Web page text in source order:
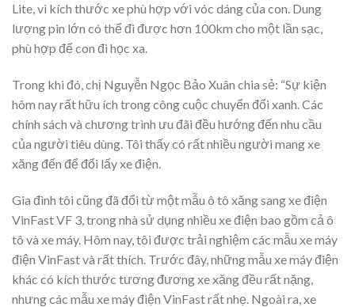
Lite, vì kích thước xe phù hợp với vóc dáng của con. Dung
lượng pin lớn có thể đi được hơn 100km cho một lần sạc,
phù hợp để con đi học xa.
Trong khi đó, chị Nguyễn Ngọc Bảo Xuân chia sẻ: “Sự kiện
hôm nay rất hữu ích trong công cuộc chuyển đổi xanh. Các
chính sách và chương trình ưu đãi đều hướng đến nhu cầu
của người tiêu dùng. Tôi thấy có rất nhiều người mang xe
xăng đến để đổi lấy xe điện.
Gia đình tôi cũng đã đổi từ một mẫu ô tô xăng sang xe điện
VinFast VF 3, trong nhà sử dụng nhiều xe điện bao gồm cả ô
tô và xe máy. Hôm nay, tôi được trải nghiệm các mẫu xe máy
điện VinFast và rất thích. Trước đây, những mẫu xe máy điện
khác có kích thước tương đương xe xăng đều rất nặng,
nhưng các mẫu xe máy điện VinFast rất nhẹ. Ngoài ra, xe